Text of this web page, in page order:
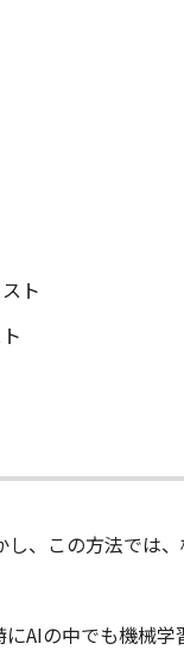
ト
、この方法では
AIの中でも機械